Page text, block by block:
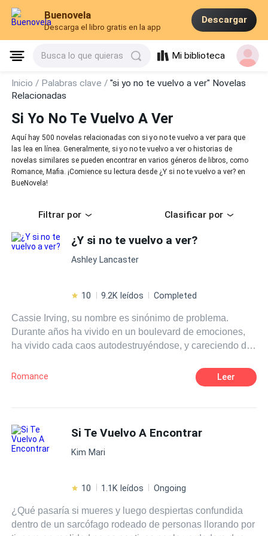
Buenovela
Descarga el libro gratis en la app
Descargar
Busca lo que quieras Mi biblioteca
Inicio / Palabras clave /"si yo no te vuelvo a ver" Novelas
Relacionadas
Si Yo No Te Vuelvo A Ver
Aquí hay 500 novelas relacionadas con si yo no te vuelvo a ver para que
las lea en línea. Generalmente, si yo no te vuelvo a ver o historias de
novelas similares se pueden encontrar en varios géneros de libros, como
Romance, Mafia. ¡Comience su lectura desde ¿Y si no te vuelvo a ver? en
BueNovela!
Filtrar por Clasificar por
¿Y si no te vuelvo a ver?
Ashley Lancaster
10 9.2K leídos Completed
Cassie Irving, su nombre es sinónimo de problema.
Durante años ha vivido en un boulevard de emociones,
ha vivido cada caos autodestruyéndose, y careciendo de
accidente que marcó su vida, su destino y su futuro,
ahora, debe enfrentarse a ese monstruo de cara bonita y
sentimientos, y nos juega una doble partida. Todo
comenzó mucho antes que ellos supieran. Ella no estaba
destinada para él, y él no estaba destinado para ella, sin
unieron, y fue entonces, cuando sus vidas se vieron
miradas de desolación y tristeza. Cassie no esperó que le
rompieran el corazón. Y Gales no pensó que por un error
Romance Leer
Si Te Vuelvo A Encontrar
Kim Mari
10 1.1K leídos Ongoing
¿Qué pasaría si mueres y luego despiertas confundida
dentro de un sarcófago rodeado de personas llorando por